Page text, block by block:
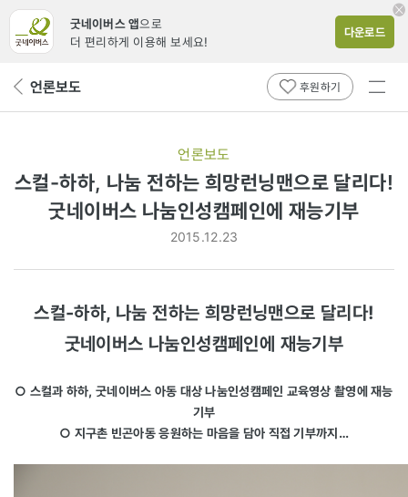
굿네이버스 앱으로
더 편리하게 이용해 보세요!
다운로드
뒤 언론보도 후원하기
전체
언론보도
스컬-하하, 나눔 전하는 희망런닝맨으로 달리다!
굿네이버스 나눔인성캠페인에 재능기부
2015.12.23
스컬-하하, 나눔 전하는 희망런닝맨으로 달리다!
굿네이버스 나눔인성캠페인에 재능기부
○ 스컬과 하하, 굿네이버스 아동 대상 나눔인성캠페인 교육영상 촬영에 재능
기부
○ 지구촌 빈곤아동 응원하는 마음을 담아 직접 기부까지…